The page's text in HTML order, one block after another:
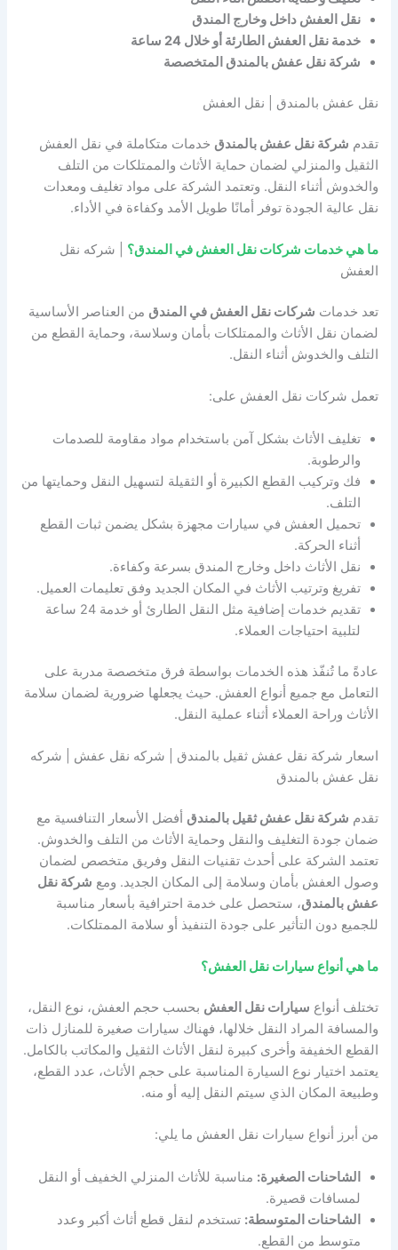
نقل العفش داخل وخارج المندق
خدمة نقل العفش الطارئة أو خلال 24 ساعة
شركة نقل عفش بالمندق المتخصصة
نقل عفش بالمندق | نقل العفش
تقدم شركة نقل عفش بالمندق خدمات متكاملة في نقل العفش
الثقيل والمنزلي لضمان حماية الأثاث والممتلكات من التلف
والخدوش أثناء النقل. وتعتمد الشركة على مواد تغليف ومعدات
نقل عالية الجودة توفر أمانًا طويل الأمد وكفاءة في الأداء.
ما هي خدمات شركات نقل العفش في المندق؟ | شركه نقل
العفش
تعد خدمات شركات نقل العفش في المندق من العناصر الأساسية
لضمان نقل الأثاث والممتلكات بأمان وسلاسة، وحماية القطع من
التلف والخدوش أثناء النقل.
تعمل شركات نقل العفش على:
تغليف الأثاث بشكل آمن باستخدام مواد مقاومة للصدمات
والرطوبة.
فك وتركيب القطع الكبيرة أو الثقيلة لتسهيل النقل وحمايتها من
التلف.
تحميل العفش في سيارات مجهزة بشكل يضمن ثبات القطع
أثناء الحركة.
نقل الأثاث داخل وخارج المندق بسرعة وكفاءة.
تفريغ وترتيب الأثاث في المكان الجديد وفق تعليمات العميل.
تقديم خدمات إضافية مثل النقل الطارئ أو خدمة 24 ساعة
لتلبية احتياجات العملاء.
عادةً ما تُنفّذ هذه الخدمات بواسطة فرق متخصصة مدربة على
التعامل مع جميع أنواع العفش. حيث يجعلها ضرورية لضمان سلامة
الأثاث وراحة العملاء أثناء عملية النقل.
اسعار شركة نقل عفش ثقيل بالمندق | شركه نقل عفش | شركه
نقل عفش بالمندق
تقدم شركة نقل عفش ثقيل بالمندق أفضل الأسعار التنافسية مع
ضمان جودة التغليف والنقل وحماية الأثاث من التلف والخدوش.
تعتمد الشركة على أحدث تقنيات النقل وفريق متخصص لضمان
وصول العفش بأمان وسلامة إلى المكان الجديد. ومع شركة نقل
عفش بالمندق، ستحصل على خدمة احترافية بأسعار مناسبة
للجميع دون التأثير على جودة التنفيذ أو سلامة الممتلكات.
ما هي أنواع سيارات نقل العفش؟
تختلف أنواع سيارات نقل العفش بحسب حجم العفش، نوع النقل،
والمسافة المراد النقل خلالها، فهناك سيارات صغيرة للمنازل ذات
القطع الخفيفة وأخرى كبيرة لنقل الأثاث الثقيل والمكاتب بالكامل.
يعتمد اختيار نوع السيارة المناسبة على حجم الأثاث، عدد القطع،
وطبيعة المكان الذي سيتم النقل إليه أو منه.
من أبرز أنواع سيارات نقل العفش ما يلي:
الشاحنات الصغيرة: مناسبة للأثاث المنزلي الخفيف أو النقل
لمسافات قصيرة.
الشاحنات المتوسطة: تستخدم لنقل قطع أثاث أكبر وعدد
متوسط من القطع.